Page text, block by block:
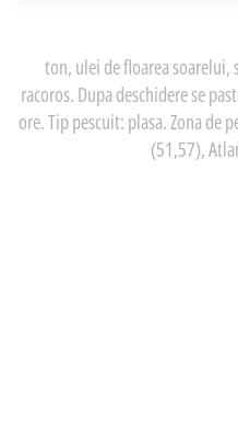
ton, ulei de floarea soarelui,
racoros. Dupa deschidere se
ore. Tip pescuit: plasa. Zona de
(51,57),